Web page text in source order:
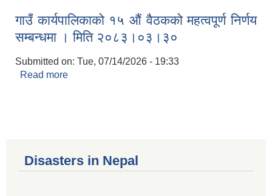
गाउँ कार्यपालिकाको १५ औं वैठकको महत्वपूर्ण निर्णय
सम्बन्धमा । मिति २०८३।०३।३०
Submitted on: Tue, 07/14/2026 - 19:33
Read more
Disasters in Nepal